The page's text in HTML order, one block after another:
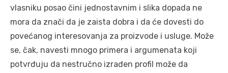
vlasniku posao čini jednostavnim i slika dopada ne
mora da znači da je zaista dobra i da će dovesti do
povećanog interesovanja za proizvode i usluge. Može
se, čak, navesti mnogo primera i argumenata koji
potvrđuju da nestručno izrađen profil može da